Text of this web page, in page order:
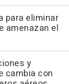
para eliminar
amenazan el
y
cambia con